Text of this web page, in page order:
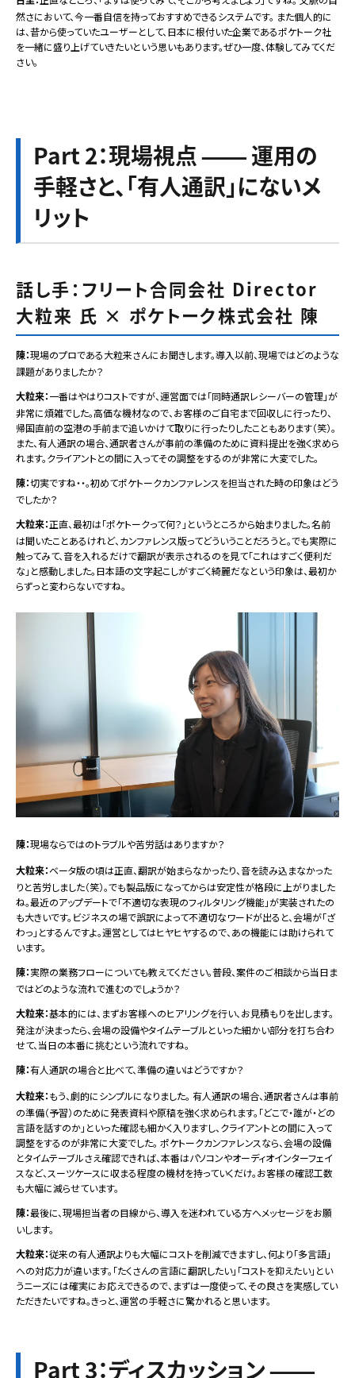
然さにおいて、今一番自信を持っておすすめできるシステムです。 また個人的に
は、昔から使っていたユーザーとして、日本に根付いた企業であるポケトーク社
を一緒に盛り上げていきたいという思いもあります。ぜひ一度、体験してみてくだ
さい。
Part 2：現場視点 —— 運用の
手軽さと、「有人通訳」にないメ
リット
話し手：フリート合同会社 Director
大粒来 氏 × ポケトーク株式会社 陳
陳：現場のプロである大粒来さんにお聞きします。導入以前、現場ではどのような
課題がありましたか？
大粒来：一番はやはりコストですが、運営面では「同時通訳レシーバーの管理」が
非常に煩雑でした。高価な機材なので、お客様のご自宅まで回収しに行ったり、
帰国直前の空港の手前まで追いかけて取りに行ったりしたこともあります（笑）。
また、有人通訳の場合、通訳者さんが事前の準備のために資料提出を強く求めら
れます。クライアントとの間に入ってその調整をするのが非常に大変でした。
陳：切実ですね・・。初めてポケトークカンファレンスを担当された時の印象はどう
でしたか？
大粒来：正直、最初は「ポケトークって何？」というところから始まりました。名前
は聞いたことあるけれど、カンファレンス版ってどういうことだろうと。でも実際に
触ってみて、音を入れるだけで翻訳が表示されるのを見て「これはすごく便利だ
な」と感動しました。日本語の文字起こしがすごく綺麗だなという印象は、最初か
らずっと変わらないですね。
陳：現場ならではのトラブルや苦労話はありますか？
大粒来：ベータ版の頃は正直、翻訳が始まらなかったり、音を読み込まなかった
りと苦労しました（笑）。でも製品版になってからは安定性が格段に上がりました
ね。最近のアップデートで「不適切な表現のフィルタリング機能」が実装されたの
も大きいです。ビジネスの場で誤訳によって不適切なワードが出ると、会場が「ざ
わっ」とするんですよ。運営としてはヒヤヒヤするので、あの機能には助けられて
います。
陳：実際の業務フローについても教えてください。普段、案件のご相談から当日ま
ではどのような流れで進むのでしょうか？
大粒来：基本的には、まずお客様へのヒアリングを行い、お見積もりを出します。
発注が決まったら、会場の設備やタイムテーブルといった細かい部分を打ち合わ
せて、当日の本番に挑むという流れですね。
陳：有人通訳の場合と比べて、準備の違いはどうですか？
大粒来：もう、劇的にシンプルになりました。 有人通訳の場合、通訳者さんは事前
の準備（予習）のために発表資料や原稿を強く求められます。「どこで・誰が・どの
言語を話すのか」といった確認も細かく入りますし、クライアントとの間に入って
調整をするのが非常に大変でした。 ポケトークカンファレンスなら、会場の設備
とタイムテーブルさえ確認できれば、本番はパソコンやオーディオインターフェイ
スなど、スーツケースに収まる程度の機材を持っていくだけ。お客様の確認工数
も大幅に減らせています。
陳：最後に、現場担当者の目線から、導入を迷われている方へメッセージをお願
いします。
大粒来：従来の有人通訳よりも大幅にコストを削減できますし、何より「多言語」
への対応力が違います。「たくさんの言語に翻訳したい」「コストを抑えたい」とい
うニーズには確実にお応えできるので、まずは一度使って、その良さを実感してい
ただきたいですね。きっと、運営の手軽さに驚かれると思います。
Part 3：ディスカッション ——